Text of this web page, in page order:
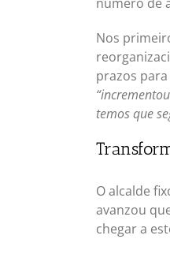
Nos
prazos
temos que
O alcalde
avanzou
chegar a